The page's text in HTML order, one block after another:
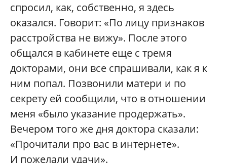
спросил, как, собственно, я здесь
оказался. Говорит: «По лицу признаков
расстройства не вижу». После этого
общался в кабинете еще с тремя
докторами, они все спрашивали, как я к
ним попал. Позвонили матери и по
секрету ей сообщили, что в отношении
меня «было указание продержать».
Вечером того же дня доктора сказали:
«Прочитали про вас в интернете».
И пожелали удачи».